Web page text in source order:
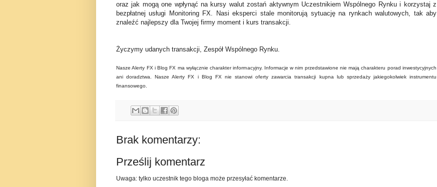
oraz jak mogą one wpłynąć na kursy walut zostań aktywnym Uczestnikiem Wspólnego Rynku i korzystaj z
bezpłatnej usługi Monitoring FX. Nasi eksperci stale monitorują sytuację na rynkach walutowych, tak aby
znaleźć najlepszy dla Twojej firmy moment i kurs transakcji.
Życzymy udanych transakcji, Zespół Wspólnego Rynku.
Nasze Alerty FX i Blog FX ma wyłącznie charakter informacyjny. Informacje w nim przedstawione nie mają charakteru porad inwestycyjnych
ani doradztwa. Nasze Alerty FX i Blog FX nie stanowi oferty zawarcia transakcji kupna lub sprzedaży jakiegokolwiek instrumentu
finansowego.
Brak komentarzy:
Prześlij komentarz
Uwaga: tylko uczestnik tego bloga może przesyłać komentarze.